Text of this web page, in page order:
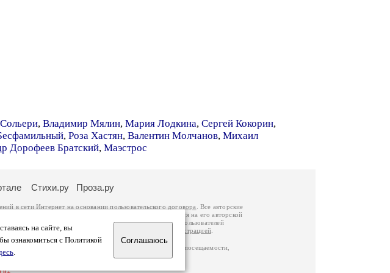
, Владимир Мялин, Мария Лодкина, Сергей Кокорин,
, Роза Хастян, Валентин Молчанов, Михаил
Дорофеев Братский, Маэстрос
на сайте, вы
ознакомиться с Политикой
.
Соглашаюсь
Стихи.ру Проза.ру
в сети Интернет на основаниипользовательского договора
. Все авторские
с согласия его автора, к которому вы можете обратиться на его авторской
законодательства Российской Федерации. Данные пользователей
подробнуюинформацию о портале связаться с администрацией
более двух миллионов страниц по данным счетчика посещаемости,
посетителей.